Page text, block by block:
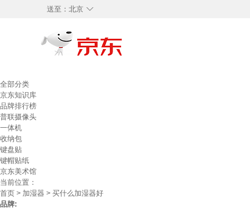
◇
送至： 北京
全部分类
京东知识库
品牌排行榜
普联摄像头
一体机
收纳包
键盘贴
键帽贴纸
京东美术馆
当前位置：
首页 > 加湿器 > 买什么加湿器好
品牌: